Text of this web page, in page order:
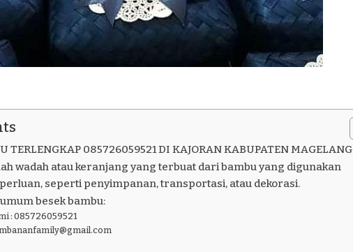
TERLENGKAP 085726059521 DI KAJORAN KABUPATEN MAGELANG
wadah atau keranjang yang terbuat dari bambu yang digunakan
seperti penyimpanan, transportasi, atau dekorasi.
besek bambu:
: 085726059521